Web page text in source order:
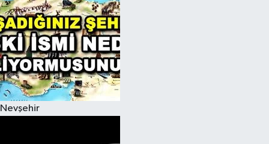
Nevşehir